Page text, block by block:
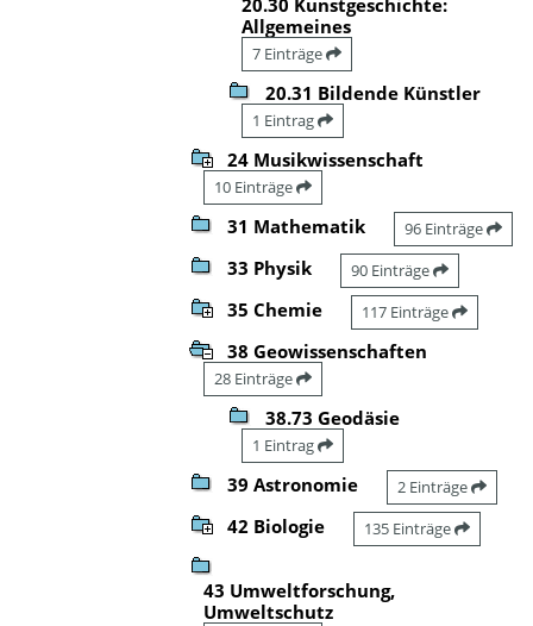
Allgemeines
7 Einträge
20.31 Bildende Künstler
1 Eintrag
24 Musikwissenschaft
10 Einträge
31 Mathematik 96 Einträge
33 Physik 90 Einträge
35 Chemie 117 Einträge
38 Geowissenschaften
28 Einträge
38.73 Geodäsie
1 Eintrag
39 Astronomie 2 Einträge
42 Biologie 135 Einträge
43 Umweltforschung,
Umweltschutz